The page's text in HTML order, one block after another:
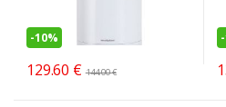
-10%
129.60 € 144.00€
-